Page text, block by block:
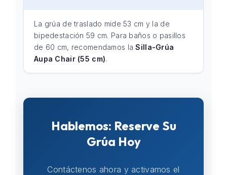
La grúa de traslado mide 53 cm y la de
bipedestación 59 cm. Para baños o pasillos
de 60 cm, recomendamos laSilla-Grúa
Aupa Chair (55 cm).
Hablemos: Reserve Su
Grúa Hoy
Contáctenos ahora y activamos el